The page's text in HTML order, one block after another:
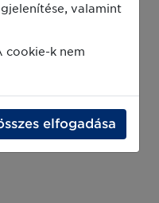
valamint
cookie-k nem
elfogadása